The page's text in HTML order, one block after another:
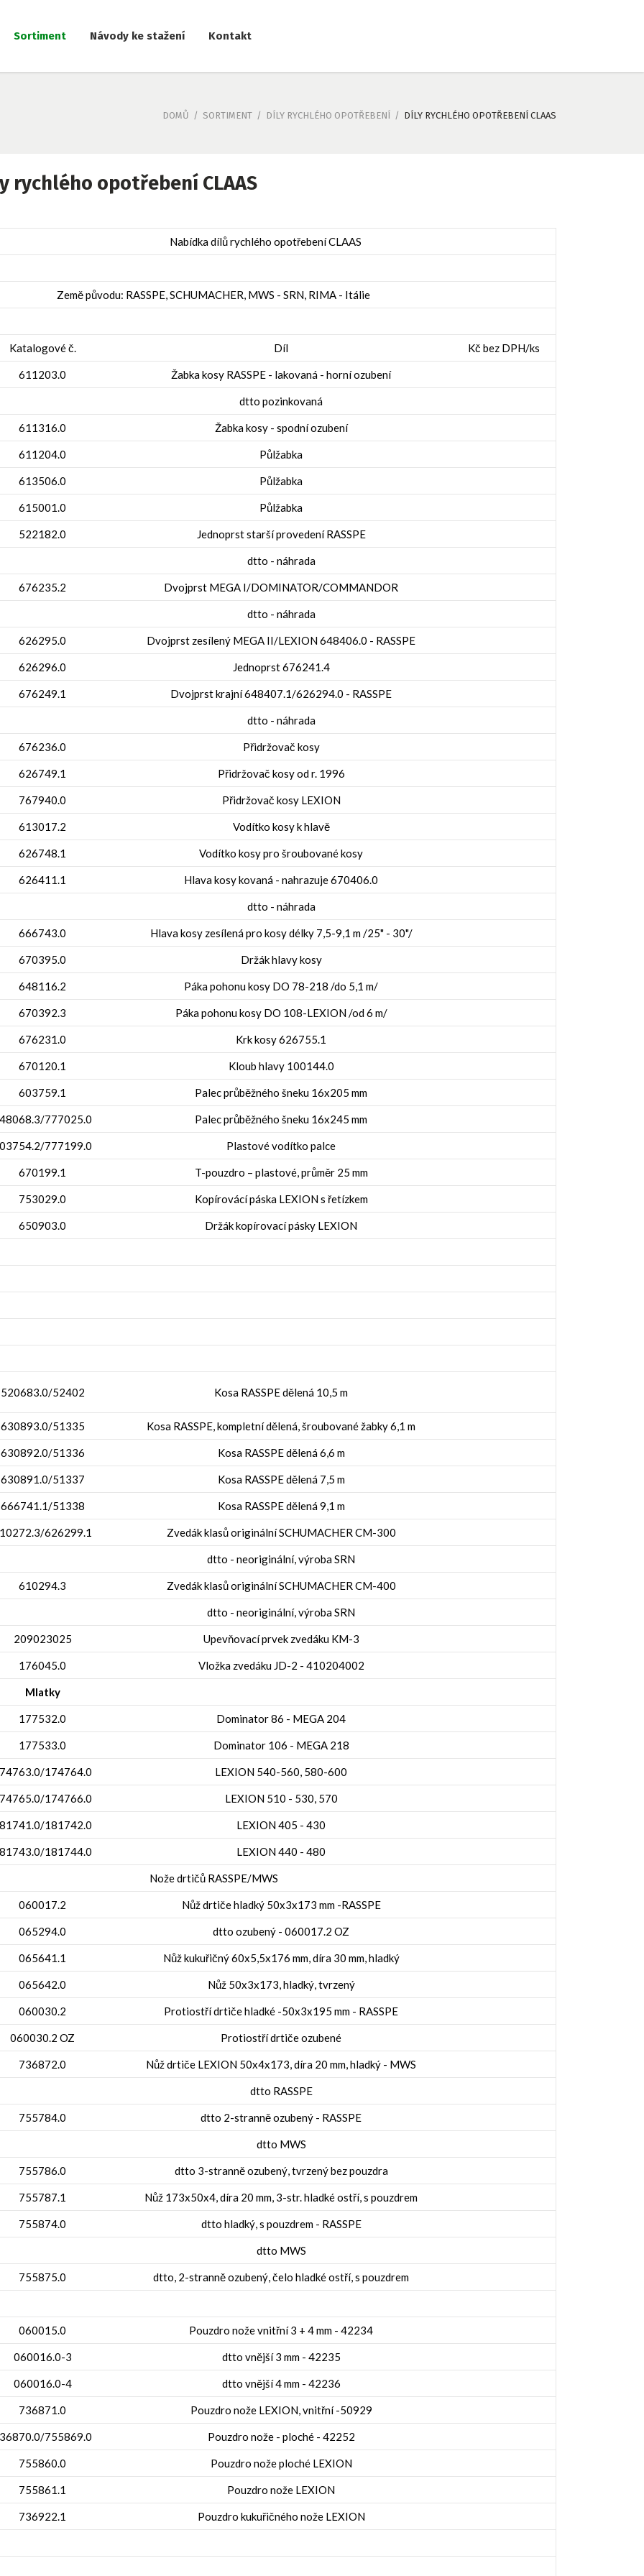
Sortiment Návody ke stažení Kontakt
DOMŮ / SORTIMENT / DÍLY RYCHLÉHO OPOTŘEBENÍ / DÍLY RYCHLÉHO OPOTŘEBENÍ CLAAS
rychlého opotřebení CLAAS
Nabídka dílů rychlého opotřebení CLAAS
Země původu: RASSPE, SCHUMACHER, MWS - SRN, RIMA - Itálie
Katalogové č. Díl Kč bez DPH/ks
611203.0 Žabka kosy RASSPE - lakovaná - horní ozubení
dtto pozinkovaná
611316.0 Žabka kosy - spodní ozubení
611204.0 Půlžabka
613506.0 Půlžabka
615001.0 Půlžabka
522182.0 Jednoprst starší provedení RASSPE
dtto - náhrada
676235.2 Dvojprst MEGA I/DOMINATOR/COMMANDOR
dtto - náhrada
626295.0 Dvojprst zesílený MEGA II/LEXION 648406.0 - RASSPE
626296.0 Jednoprst 676241.4
676249.1 Dvojprst krajní 648407.1/626294.0 - RASSPE
dtto - náhrada
676236.0 Přidržovač kosy
626749.1 Přidržovač kosy od r. 1996
767940.0 Přidržovač kosy LEXION
613017.2 Vodítko kosy k hlavě
626748.1 Vodítko kosy pro šroubované kosy
626411.1 Hlava kosy kovaná - nahrazuje 670406.0
dtto - náhrada
666743.0 Hlava kosy zesílená pro kosy délky 7,5-9,1 m /25" - 30"/
670395.0 Držák hlavy kosy
648116.2 Páka pohonu kosy DO 78-218 /do 5,1 m/
670392.3 Páka pohonu kosy DO 108-LEXION /od 6 m/
676231.0 Krk kosy 626755.1
670120.1 Kloub hlavy 100144.0
603759.1 Palec průběžného šneku 16x205 mm
777025.0 Palec průběžného šneku 16x245 mm
777199.0 Plastové vodítko palce
670199.1 T-pouzdro – plastové, průměr 25 mm
753029.0 Kopírovácí páska LEXION s řetízkem
650903.0 Držák kopírovací pásky LEXION
520683.0/52402 Kosa RASSPE dělená 10,5 m
630893.0/51335 Kosa RASSPE, kompletní dělená, šroubované žabky 6,1 m
630892.0/51336 Kosa RASSPE dělená 6,6 m
630891.0/51337 Kosa RASSPE dělená 7,5 m
666741.1/51338 Kosa RASSPE dělená 9,1 m
626299.1 Zvedák klasů originální SCHUMACHER CM-300
dtto - neoriginální, výroba SRN
610294.3 Zvedák klasů originální SCHUMACHER CM-400
dtto - neoriginální, výroba SRN
209023025 Upevňovací prvek zvedáku KM-3
176045.0 Vložka zvedáku JD-2 - 410204002
Mlatky
177532.0 Dominator 86 - MEGA 204
177533.0 Dominator 106 - MEGA 218
174764.0 LEXION 540-560, 580-600
174766.0 LEXION 510 - 530, 570
181742.0 LEXION 405 - 430
181744.0 LEXION 440 - 480
Nože drtičů RASSPE/MWS
060017.2 Nůž drtiče hladký 50x3x173 mm -RASSPE
065294.0 dtto ozubený - 060017.2 OZ
065641.1 Nůž kukuřičný 60x5,5x176 mm, díra 30 mm, hladký
065642.0 Nůž 50x3x173, hladký, tvrzený
060030.2 Protiostří drtiče hladké -50x3x195 mm - RASSPE
060030.2 OZ Protiostří drtiče ozubené
736872.0 Nůž drtiče LEXION 50x4x173, díra 20 mm, hladký - MWS
dtto RASSPE
755784.0 dtto 2-stranně ozubený - RASSPE
dtto MWS
755786.0 dtto 3-stranně ozubený, tvrzený bez pouzdra
755787.1 Nůž 173x50x4, díra 20 mm, 3-str. hladké ostří, s pouzdrem
755874.0 dtto hladký, s pouzdrem - RASSPE
dtto MWS
755875.0 dtto, 2-stranně ozubený, čelo hladké ostří, s pouzdrem
060015.0 Pouzdro nože vnitřní 3 + 4 mm - 42234
060016.0-3 dtto vnější 3 mm - 42235
060016.0-4 dtto vnější 4 mm - 42236
736871.0 Pouzdro nože LEXION, vnitřní -50929
755869.0 Pouzdro nože - ploché - 42252
755860.0 Pouzdro nože ploché LEXION
755861.1 Pouzdro nože LEXION
736922.1 Pouzdro kukuřičného nože LEXION